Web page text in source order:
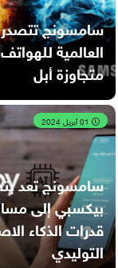
سامسونج
العالمية
متجاوزة أبل
سامسونج تعد
بيكسبي إلى
قدرات الذكاء
التوليدي